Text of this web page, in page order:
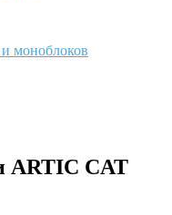
моноблоков
ARTIC CAT